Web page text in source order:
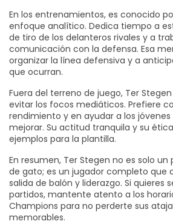
En los entrenamientos, es conocido
enfoque analítico. Dedica tiempo a
de tiro de los delanteros rivales y a
comunicación con la defensa. Esa
organizar la línea defensiva y a
que ocurran.
Fuera del terreno de juego, Ter
evitar los focos mediáticos. Prefiere
rendimiento y en ayudar a los
mejorar. Su actitud tranquila y su
ejemplos para la plantilla.
En resumen, Ter Stegen no es solo
de gato; es un jugador completo que
salida de balón y liderazgo. Si quieres
partidos, mantente atento a los
Champions para no perderte sus
memorables.